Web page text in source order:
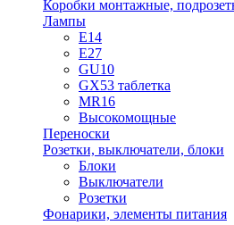
Коробки монтажные,
Лампы
E14
E27
GU10
GX53 таблетка
MR16
Высокомощные
Переноски
Розетки, выключатели, блоки
Блоки
Выключатели
Розетки
Фонарики, элементы питания